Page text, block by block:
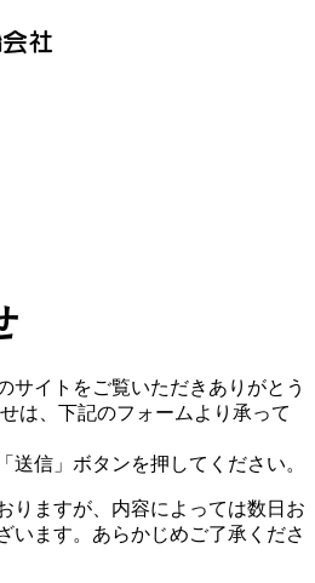
サイトをご覧いただきありがとう
は、下記のフォームより承って
送信」ボタンを押してください。
りますが、内容によっては数日お
います。あらかじめご了承くださ